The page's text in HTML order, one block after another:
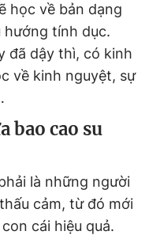
học về bản dạng
hướng tính dục.
đã dậy thì, có kinh
về kinh nguyệt, sự
bao cao su
là những người
cảm, từ đó mới
cái hiệu quả.